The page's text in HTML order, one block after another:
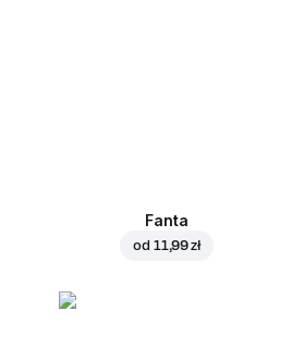
Fanta
od 11,99 zł